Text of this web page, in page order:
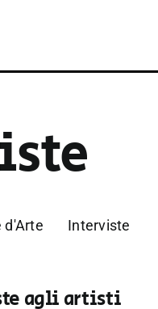
d'Arte Interviste
agli artisti